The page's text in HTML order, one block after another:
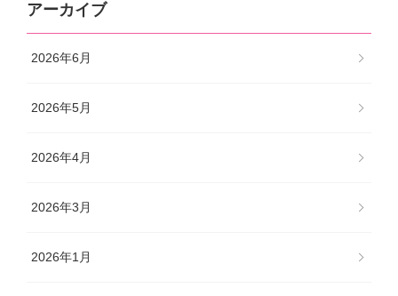
アーカイブ
2026年6月
2026年5月
2026年4月
2026年3月
2026年1月